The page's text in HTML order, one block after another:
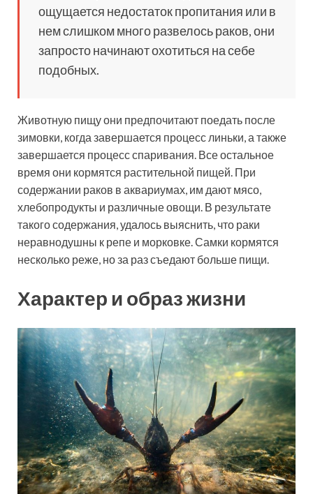
ощущается недостаток пропитания или в
нем слишком много развелось раков, они
запросто начинают охотиться на себе
подобных.
Животную пищу они предпочитают поедать после
зимовки, когда завершается процесс линьки, а также
завершается процесс спаривания. Все остальное
время они кормятся растительной пищей. При
содержании раков в аквариумах, им дают мясо,
хлебопродукты и различные овощи. В результате
такого содержания, удалось выяснить, что раки
неравнодушны к репе и морковке. Самки кормятся
несколько реже, но за раз съедают больше пищи.
Характер и образ жизни